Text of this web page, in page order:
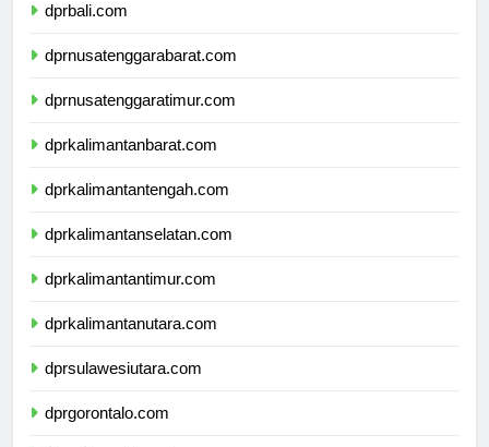
dprbali.com
dprnusatenggarabarat.com
dprnusatenggaratimur.com
dprkalimantanbarat.com
dprkalimantantengah.com
dprkalimantanselatan.com
dprkalimantantimur.com
dprkalimantanutara.com
dprsulawesiutara.com
dprgorontalo.com